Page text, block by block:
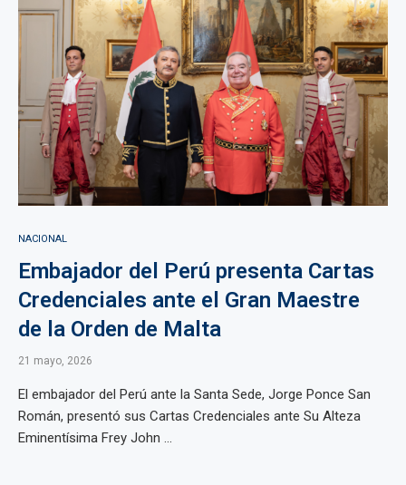
NACIONAL
Embajador del Perú presenta Cartas
Credenciales ante el Gran Maestre
de la Orden de Malta
21 mayo, 2026
El embajador del Perú ante la Santa Sede, Jorge Ponce San
Román, presentó sus Cartas Credenciales ante Su Alteza
Eminentísima Frey John ...